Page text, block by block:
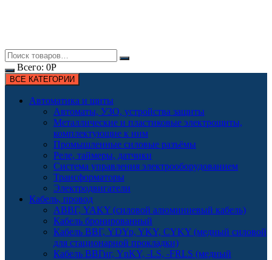
Всего: 0Р
ВСЕ КАТЕГОРИИ
Автоматика и щиты
Автоматы, УЗО, устройства защиты
Металлические и пластиковые электрощиты,
комплектующие к ним
Промышленные силовые разъёмы
Реле, таймеры, датчики
Система управления электрооборудованием
Трансформаторы
Электродвигатели
Кабель, провод
АВВГ, YAKY (силовой алюминиевый кабель)
Кабель бронированный
Кабель ВВГ, YDYp, YKY, CYKY (медный силовой
для стационарной прокладки)
Кабель ВВГнг, YnKY, -LS, -FRLS (медный